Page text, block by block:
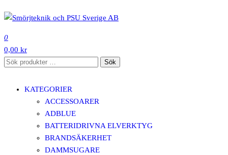
till
innehåll
0
0,00 kr
Sök
Sök
KATEGORIER
ACCESSOARER
ADBLUE
BATTERIDRIVNA ELVERKTYG
BRANDSÄKERHET
DAMMSUGARE